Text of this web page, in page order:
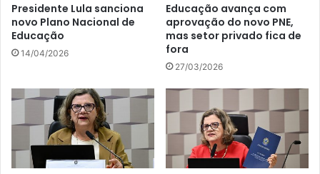
Presidente Lula sanciona
novo Plano Nacional de
Educação
14/04/2026
Educação avança com
aprovação do novo PNE,
mas setor privado fica de
fora
27/03/2026